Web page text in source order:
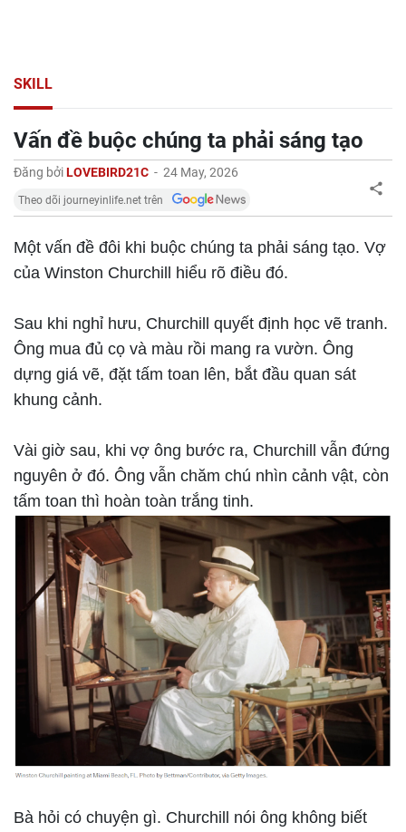
SKILL
Vấn đề buộc chúng ta phải sáng tạo
Đăng bởiLOVEBIRD21C - 24 May, 2026
Theo dõi journeyinlife.net trên
Một vấn đề đôi khi buộc chúng ta phải sáng tạo. Vợ
của Winston Churchill hiểu rõ điều đó.
Sau khi nghỉ hưu, Churchill quyết định học vẽ tranh.
Ông mua đủ cọ và màu rồi mang ra vườn. Ông
dựng giá vẽ, đặt tấm toan lên, bắt đầu quan sát
khung cảnh.
Vài giờ sau, khi vợ ông bước ra, Churchill vẫn đứng
nguyên ở đó. Ông vẫn chăm chú nhìn cảnh vật, còn
tấm toan thì hoàn toàn trắng tinh.
Bà hỏi có chuyện gì. Churchill nói ông không biết